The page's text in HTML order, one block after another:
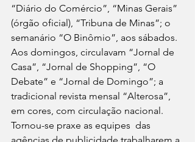
“Diário do Comércio”, “Minas Gerais”
(órgão oficial), “Tribuna de Minas”; o
semanário “O Binômio”, aos sábados.
Aos domingos, circulavam “Jornal de
Casa”, “Jornal de Shopping”, “O
Debate” e “Jornal de Domingo”; a
tradicional revista mensal “Alterosa”,
em cores, com circulação nacional.
Tornou-se praxe as equipes  das
agências de publicidade trabalharem a